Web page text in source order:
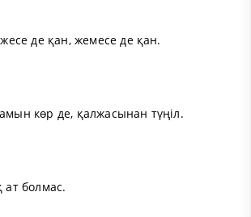
де қан, жемесе де қан.
көр де, қалжасынан түңіл.
ат болмас.